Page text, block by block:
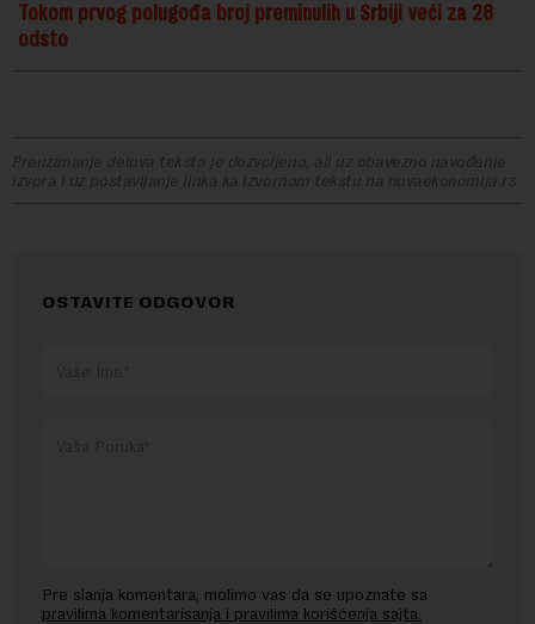
Tokom prvog polugođa broj preminulih u Srbiji veći za 28
odsto
Preuzimanje delova teksta je dozvoljeno, ali uz obavezno navođenje
izvora i uz postavljanje linka ka izvornom tekstu na novaekonomija.rs
OSTAVITE ODGOVOR
Pre slanja komentara, molimo vas da se upoznate sa
pravilima komentarisanja i pravilima korišćenja sajta.